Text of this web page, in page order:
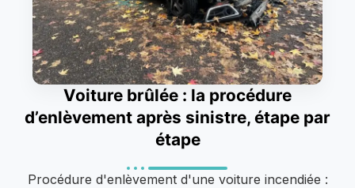
Voiture brûlée : la procédure
d’enlèvement après sinistre, étape par
étape
Procédure d'enlèvement d'une voiture incendiée :